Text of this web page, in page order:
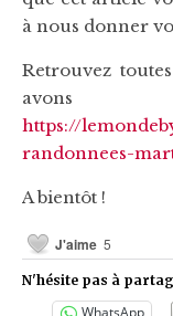
à nous donner
Retrouvez
https://
randonnees-
A bientôt !
J'aime 5
N'hésite pas à
WhatsApp